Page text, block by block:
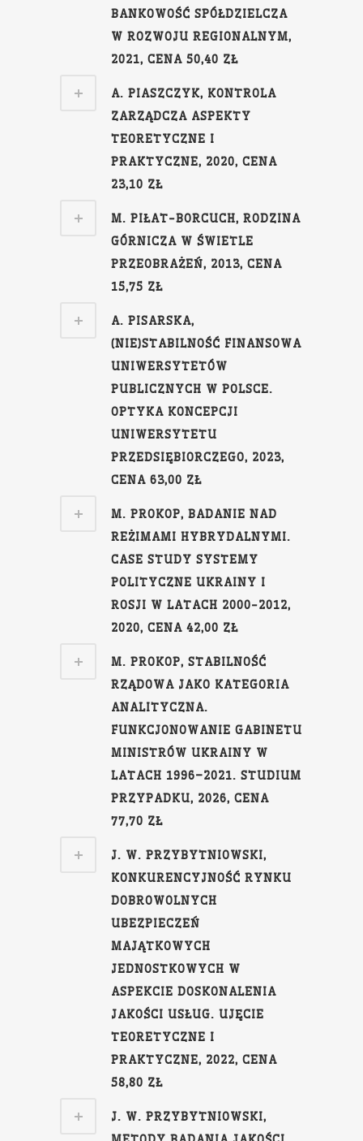
BANKOWOŚĆ SPÓŁDZIELCZA
W ROZWOJU REGIONALNYM,
2021, CENA 50,40 ZŁ
A. PIASZCZYK, KONTROLA
ZARZĄDCZA ASPEKTY
TEORETYCZNE I
PRAKTYCZNE, 2020, CENA
23,10 ZŁ
M. PIŁAT-BORCUCH, RODZINA
GÓRNICZA W ŚWIETLE
PRZEOBRAŻEŃ, 2013, CENA
15,75 ZŁ
A. PISARSKA,
(NIE)STABILNOŚĆ FINANSOWA
UNIWERSYTETÓW
PUBLICZNYCH W POLSCE.
OPTYKA KONCEPCJI
UNIWERSYTETU
PRZEDSIĘBIORCZEGO, 2023,
CENA 63,00 ZŁ
M. PROKOP, BADANIE NAD
REŻIMAMI HYBRYDALNYMI.
CASE STUDY SYSTEMY
POLITYCZNE UKRAINY I
ROSJI W LATACH 2000-2012,
2020, CENA 42,00 ZŁ
M. PROKOP, STABILNOŚĆ
RZĄDOWA JAKO KATEGORIA
ANALITYCZNA.
FUNKCJONOWANIE GABINETU
MINISTRÓW UKRAINY W
LATACH 1996–2021. STUDIUM
PRZYPADKU, 2026, CENA
77,70 ZŁ
J. W. PRZYBYTNIOWSKI,
KONKURENCYJNOŚĆ RYNKU
DOBROWOLNYCH
UBEZPIECZEŃ
MAJĄTKOWYCH
JEDNOSTKOWYCH W
ASPEKCIE DOSKONALENIA
JAKOŚCI USŁUG. UJĘCIE
TEORETYCZNE I
PRAKTYCZNE, 2022, CENA
58,80 ZŁ
J. W. PRZYBYTNIOWSKI,